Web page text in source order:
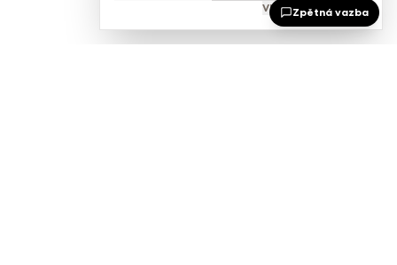
Vlastní nastavení
Zpětná vazba